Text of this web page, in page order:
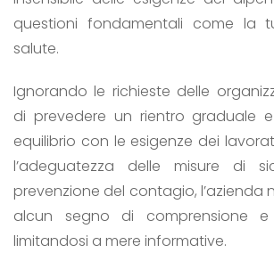
questioni fondamentali come la
salute.
Ignorando le richieste delle
di prevedere un rientro graduale
equilibrio con le esigenze dei
l’adeguatezza delle misure di
prevenzione del contagio, l’azienda
alcun segno di comprensione e
limitandosi a mere informative.